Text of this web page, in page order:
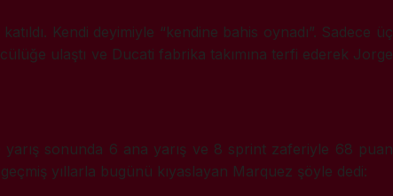
Kendi deyimiyle “kendine bahis oynadı”. Sadece üç
ulaştı ve Ducati fabrika takımına terfi ederek Jorge
sonunda 6 ana yarış ve 8 sprint zaferiyle 68 puan
yıllarla bugünü kıyaslayan Marquez şöyle dedi: